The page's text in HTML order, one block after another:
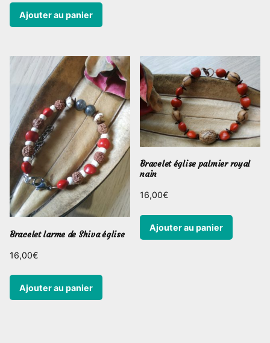
Ajouter au panier
Bracelet larme de Shiva église
16,00€
Ajouter au panier
Bracelet église palmier royal
nain
16,00€
Ajouter au panier